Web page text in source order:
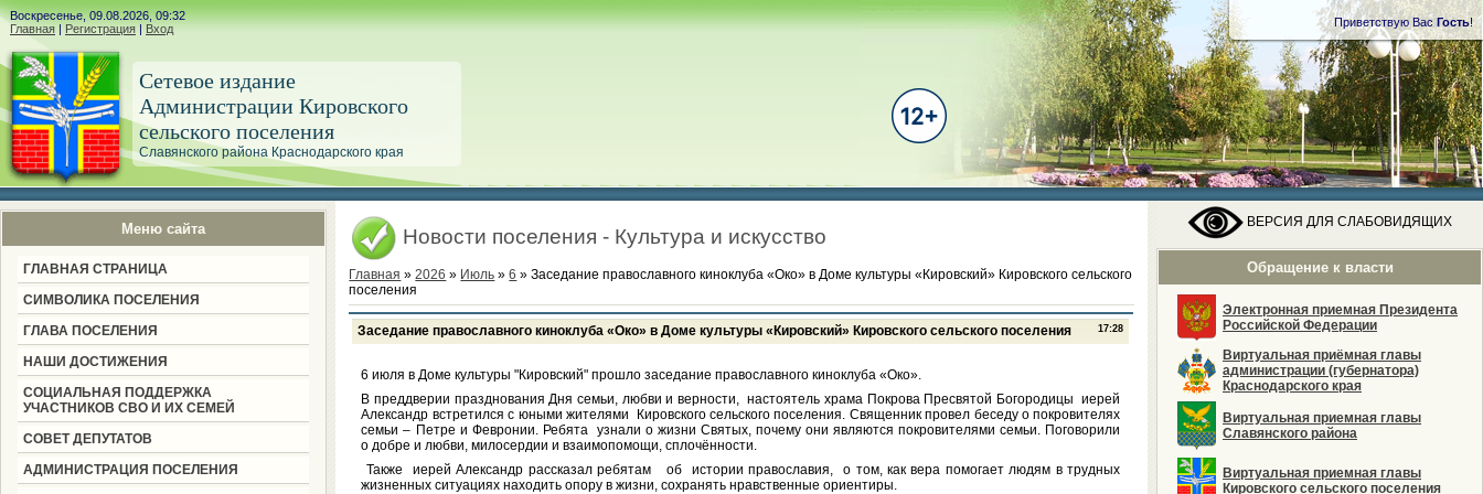
Воскресенье, 09.08.2026, 09:32
Главная | Регистрация | Вход Приветствую Вас Гость!
Сетевое издание
Администрации Кировского
сельского поселения
Славянского района Краснодарского края
Меню сайта
ГЛАВНАЯ СТРАНИЦА
СИМВОЛИКА ПОСЕЛЕНИЯ
ГЛАВА ПОСЕЛЕНИЯ
НАШИ ДОСТИЖЕНИЯ
СОЦИАЛЬНАЯ ПОДДЕРЖКА
УЧАСТНИКОВ СВО И ИХ СЕМЕЙ
СОВЕТ ДЕПУТАТОВ
АДМИНИСТРАЦИЯ ПОСЕЛЕНИЯ
ВЕРСИЯ ДЛЯ СЛАБОВИДЯЩИХ
Обращение к власти
Электронная приемная Президента
Российской Федерации
Виртуальная приёмная главы
администрации (губернатора)
Краснодарского края
Виртуальная приемная главы
Славянского района
Виртуальная приемная главы
Кировского сельского поселения
Новости поселения - Культура и искусство
Главная »2026 » Июль » 6 » Заседание православного киноклуба «Око» в Доме культуры «Кировский» Кировского сельского
поселения
17:28
Заседание православного киноклуба «Око» в Доме культуры «Кировский» Кировского сельского поселения
6 июля в Доме культуры "Кировский" прошло заседание православного киноклуба «Око».
В преддверии празднования Дня семьи, любви и верности, настоятель храма Покрова Пресвятой Богородицы иерей
Александр встретился с юными жителями Кировского сельского поселения. Священник провел беседу о покровителях
семьи – Петре и Февронии. Ребята узнали о жизни Святых, почему они являются покровителями семьи. Поговорили
о добре и любви, милосердии и взаимопомощи, сплочённости.
Также иерей Александр рассказал ребятам об истории православия, о том, как вера помогает людям в трудных
жизненных ситуациях находить опору в жизни, сохранять нравственные ориентиры.